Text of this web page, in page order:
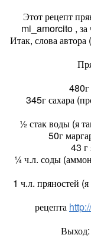
Этот рецепт
mi_amorcito , за
Итак, слова
345г сахара
½ стак воды (я
50г
43 г
¼ ч.л. соды
1 ч.л. пряностей
рецепта